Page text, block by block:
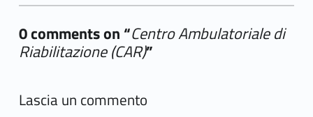
0 comments on “Centro Ambulatoriale di
Riabilitazione (CAR)”
Lascia un commento